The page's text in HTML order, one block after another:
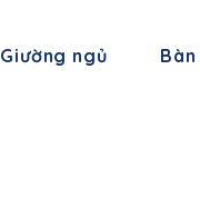
Giường ngủ